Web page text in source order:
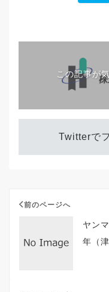
この記事が
Twitterで
前のページへ
ヤン
年（